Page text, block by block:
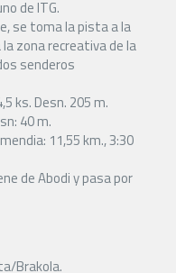
de ITG.
se toma la pista a la
zona recreativa de la
senderos
ks. Desn. 205 m.
40 m.
11,55 km., 3:30
de Abodi y pasa por
Brakola.